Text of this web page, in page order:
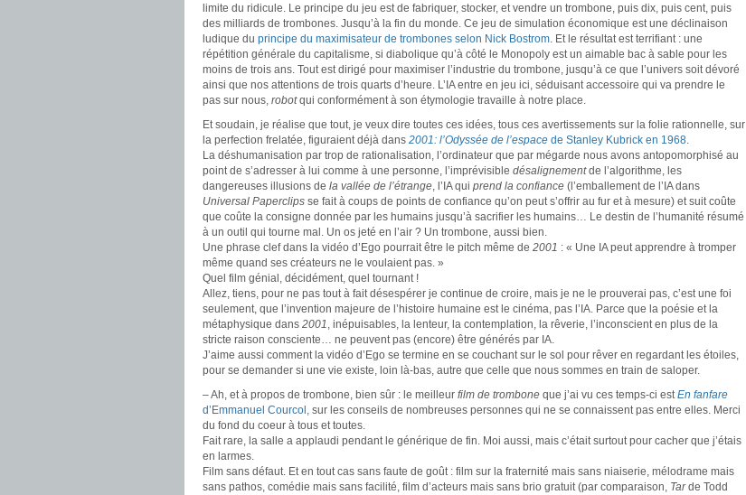
limite du ridicule. Le principe du jeu est de fabriquer, stocker, et vendre un trombone, puis dix, puis cent, puis
des milliards de trombones. Jusqu’à la fin du monde. Ce jeu de simulation économique est une déclinaison
ludique du principe du maximisateur de trombones selon Nick Bostrom. Et le résultat est terrifiant : une
répétition générale du capitalisme, si diabolique qu’à côté le Monopoly est un aimable bac à sable pour les
moins de trois ans. Tout est dirigé pour maximiser l’industrie du trombone, jusqu’à ce que l’univers soit dévoré
ainsi que nos attentions de trois quarts d’heure. L’IA entre en jeu ici, séduisant accessoire qui va prendre le
pas sur nous, robotqui conformément à son étymologie travaille à notre place.
Et soudain, je réalise que tout, je veux dire toutes ces idées, tous ces avertissements sur la folie rationnelle, sur
la perfection frelatée, figuraient déjà dans 2001: l’Odyssée de l’espace de Stanley Kubrick en 1968.
La déshumanisation par trop de rationalisation, l’ordinateur que par mégarde nous avons antopomorphisé au
point de s’adresser à lui comme à une personne, l’imprévisible désalignementde l’algorithme, les
dangereuses illusions de la vallée de l’étrange, l’IA qui prend la confiance (l’emballement de l’IA dans
Universal Paperclips se fait à coups de points de confiance qu’on peut s’offrir au fur et à mesure) et suit coûte
que coûte la consigne donnée par les humains jusqu’à sacrifier les humains… Le destin de l’humanité résumé
à un outil qui tourne mal. Un os jeté en l’air ? Un trombone, aussi bien.
Une phrase clef dans la vidéo d’Ego pourrait être le pitch même de 2001 : « Une IA peut apprendre à tromper
même quand ses créateurs ne le voulaient pas. »
Quel film génial, décidément, quel tournant !
Allez, tiens, pour ne pas tout à fait désespérer je continue de croire, mais je ne le prouverai pas, c’est une foi
seulement, que l’invention majeure de l’histoire humaine est le cinéma, pas l’IA. Parce que la poésie et la
métaphysique dans 2001, inépuisables, la lenteur, la contemplation, la rêverie, l’inconscient en plus de la
stricte raison consciente… ne peuvent pas (encore) être générés par IA.
J’aime aussi comment la vidéo d’Ego se termine en se couchant sur le sol pour rêver en regardant les étoiles,
pour se demander si une vie existe, loin là-bas, autre que celle que nous sommes en train de saloper.
– Ah, et à propos de trombone, bien sûr : le meilleur film de trombone que j’ai vu ces temps-ci estEn fanfare
d’Emmanuel Courcol, sur les conseils de nombreuses personnes qui ne se connaissent pas entre elles. Merci
du fond du coeur à tous et toutes.
Fait rare, la salle a applaudi pendant le générique de fin. Moi aussi, mais c’était surtout pour cacher que j’étais
en larmes.
Film sans défaut. Et en tout cas sans faute de goût : film sur la fraternité mais sans niaiserie, mélodrame mais
sans pathos, comédie mais sans facilité, film d’acteurs mais sans brio gratuit (par comparaison, Tarde Todd